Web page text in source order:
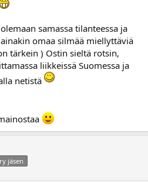
samassa tilanteessa ja
omaa silmää miellyttäviä
tärkein ) Ostin sieltä rotsin,
liikkeissä Suomessa ja
netistä
jäsen